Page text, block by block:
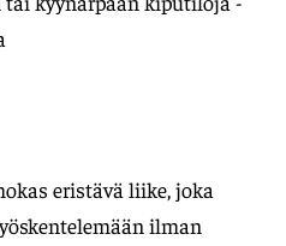
eristävä liike, joka
ilman